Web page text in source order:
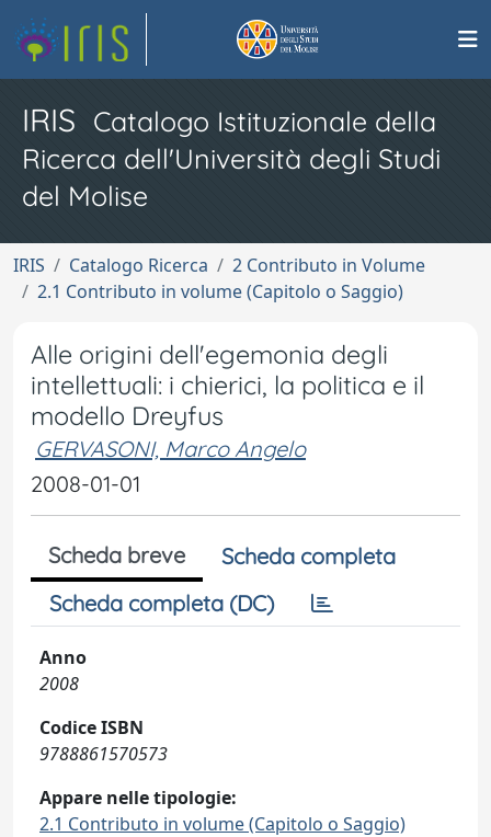
IRIS Catalogo Istituzionale della
Ricerca dell'Università degli Studi
del Molise
IRIS Catalogo Ricerca
2 Contributo in Volume
2.1 Contributo in volume (Capitolo o Saggio)
Alle origini dell'egemonia degli
intellettuali: i chierici, la politica e il
modello Dreyfus
GERVASONI, Marco Angelo
2008-01-01
Scheda breve
Scheda completa
Scheda completa (DC)
Anno
2008
Codice ISBN
9788861570573
Appare nelle tipologie:
2.1 Contributo in volume (Capitolo o Saggio)